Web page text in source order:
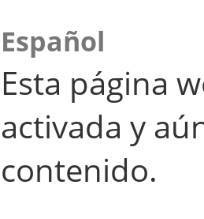
Español
Esta página
activada y
contenido.